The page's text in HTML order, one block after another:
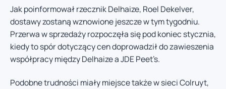
Jak poinformował rzecznik Delhaize, Roel Dekelver,
dostawy zostaną wznowione jeszcze w tym tygodniu.
Przerwa w sprzedaży rozpoczęła się pod koniec stycznia,
kiedy to spór dotyczący cen doprowadził do zawieszenia
współpracy między Delhaize a JDE Peet’s.
Podobne trudności miały miejsce także w sieci Colruyt,